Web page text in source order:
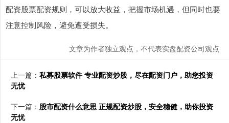
配资股票配资规则，可以放大收益，把握市场机遇，但同时也要
注意控制风险，避免遭受损失。
文章为作者独立观点，不代表实盘配资公司观点
上一篇： 私募股票软件 专业配资炒股，尽在配资门户，助您投资
无忧
下一篇： 股市配资什么意思 正规配资炒股，安全稳健，助你投资
无忧